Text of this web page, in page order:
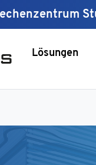
Lösungen